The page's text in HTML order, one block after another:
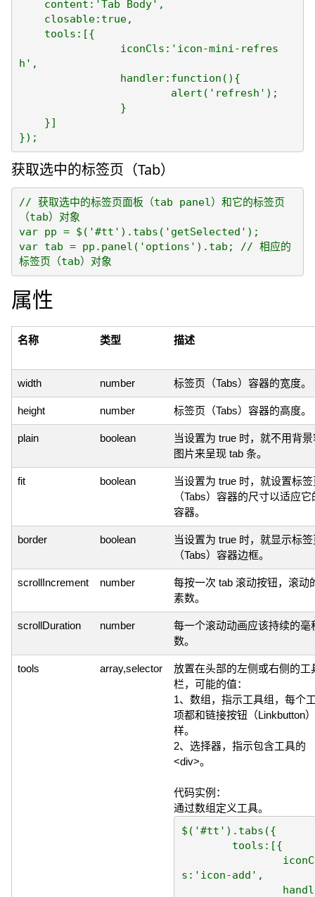
h',
获取选中的标签页（Tab）
// 获取选中的标签页面板（tab panel）和它的标签页
（tab）对象
var pp = $('#tt').tabs('getSelected');
var tab = pp.panel('options').tab; // 相应的
属性
名称 类型 描述
width number 标签页（Tabs）容器的宽度。
height number 标签页（Tabs）容器的高度。
plain boolean
当设置为 true 时，就不用背
图片来呈现 tab 条。
fit boolean
当设置为 true 时，就设置标签
（Tabs）容器的尺寸以适应它
容器。
border boolean
当设置为 true 时，就显示标签
（Tabs）容器边框。
scrollIncrement number
每按一次 tab 滚动按钮，滚动
素数。
scrollDuration number
每一个滚动动画应该持续的毫
数。
tools array,selector
放置在头部的左侧或右侧的工
栏，可能的值：
1、数组，指示工具组，每个
项都和链接按钮（Linkbutton
样。
2、选择器，指示包含工具的
<div>。
代码实例：
通过数组定义工具。
$('#tt').tabs({
s:'icon-add',